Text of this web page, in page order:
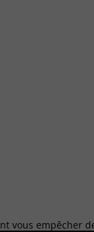
vous empêcher